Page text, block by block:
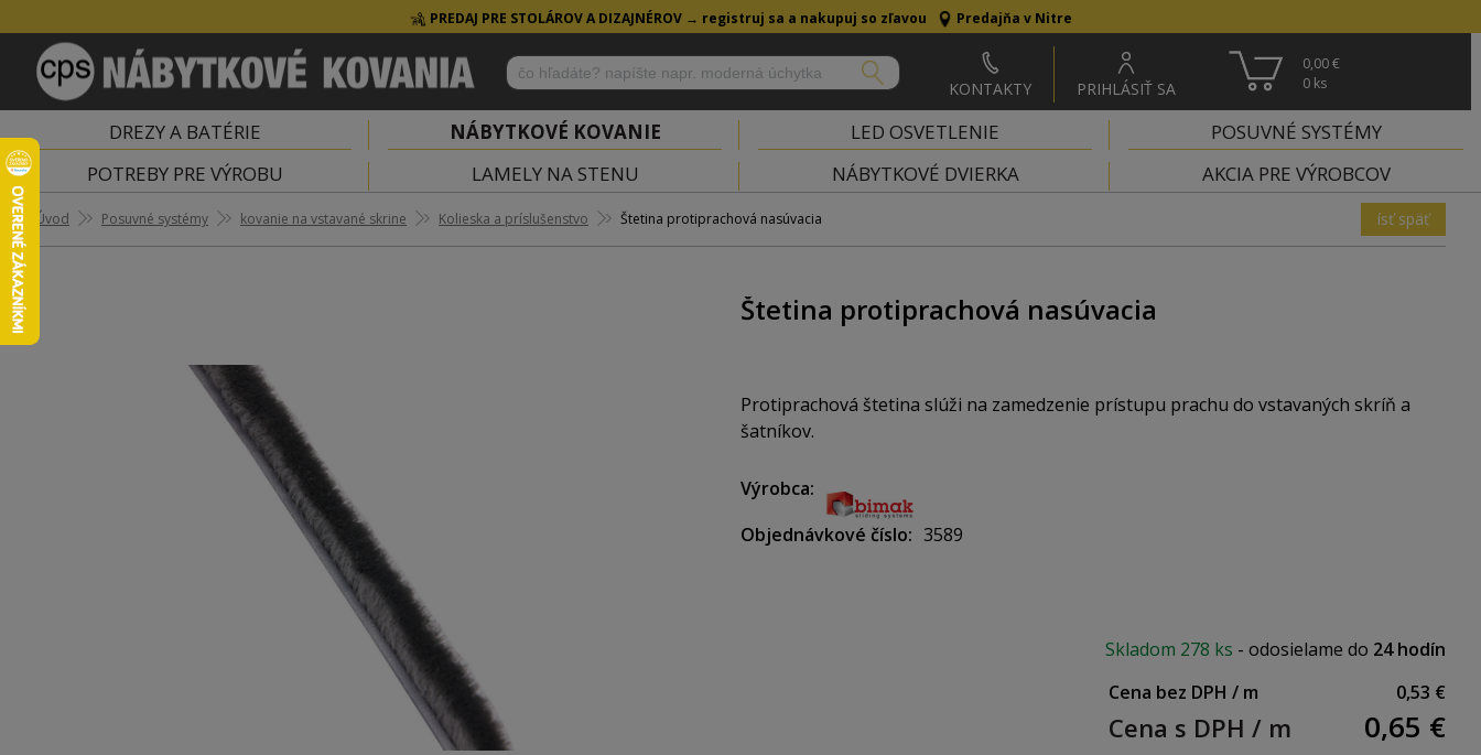
PREDAJ PRE STOLÁROV A DIZAJNÉROV → registruj sa a nakupuj so zľavou Predajňa v Nitre
KONTAKTY PRIHLÁSIŤ SA
0,00 €
0 ks
DREZY A BATÉRIE NÁBYTKOVÉ KOVANIE LED OSVETLENIE
POSUVNÉ SYSTÉMY
POTREBY PRE VÝROBU
LAMELY NA STENU NÁBYTKOVÉ DVIERKA AKCIA PRE VÝROBCOV
Úvod Posuvné systémy kovanie na vstavané skrine Kolieska a príslušenstvo Štetina protiprachová nasúvacia ísť späť
Štetina protiprachová nasúvacia
Protiprachová štetina slúži na zamedzenie prístupu prachu do vstavaných skríň a
šatníkov.
Rozmery (š x v): 4,5 x 10 mm.
Výrobca
Objednávkové číslo
3589
Skladom 278 ks - odosielame do 24 hodín
Cena bez DPH / m
0,53 €
Cena s DPH / m 0,65 €